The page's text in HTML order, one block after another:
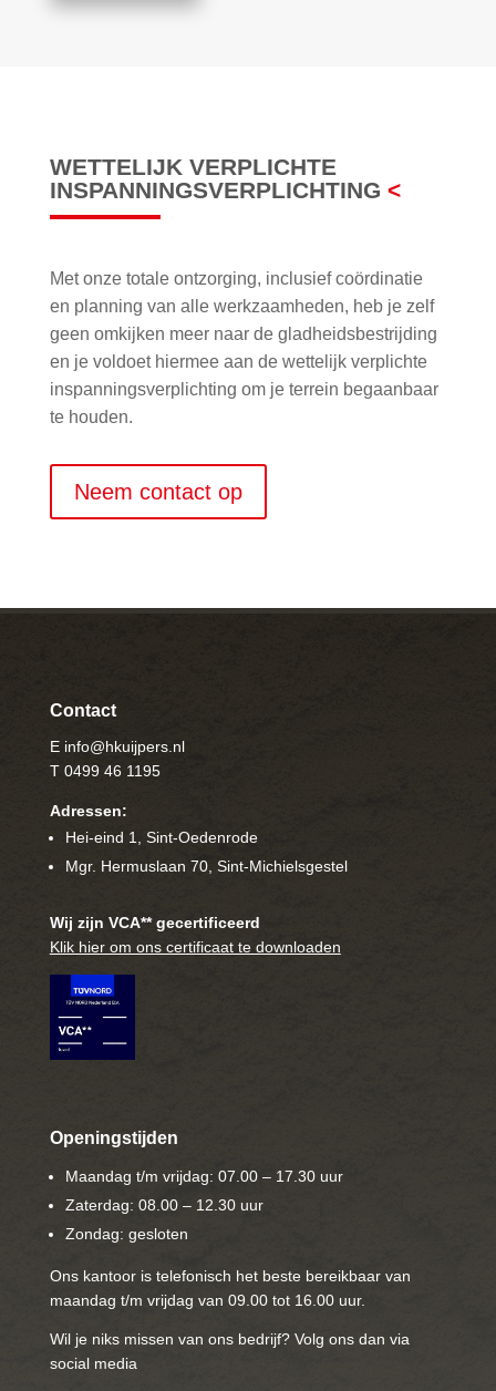
WETTELIJK VERPLICHTE
INSPANNINGSVERPLICHTING <
Met onze totale ontzorging, inclusief coördinatie
en planning van alle werkzaamheden, heb je zelf
geen omkijken meer naar de gladheidsbestrijding
en je voldoet hiermee aan de wettelijk verplichte
inspanningsverplichting om je terrein begaanbaar
te houden.
Neem contact op
Contact
E info@hkuijpers.nl
T 0499 46 1195
Adressen:
Hei-eind 1, Sint-Oedenrode
Mgr. Hermuslaan 70, Sint-Michielsgestel
Wij zijn VCA** gecertificeerd
Klik hier om ons certificaat te downloaden
Openingstijden
Maandag t/m vrijdag: 07.00 – 17.30 uur
Zaterdag: 08.00 – 12.30 uur
Zondag: gesloten
Ons kantoor is telefonisch het beste bereikbaar van
maandag t/m vrijdag van 09.00 tot 16.00 uur.
Wil je niks missen van ons bedrijf? Volg ons dan via
social media